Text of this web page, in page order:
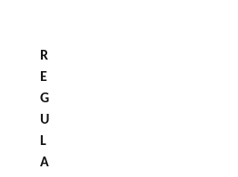
R
E
G
U
L
A